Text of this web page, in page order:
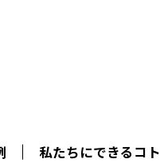
私たちにできるコト